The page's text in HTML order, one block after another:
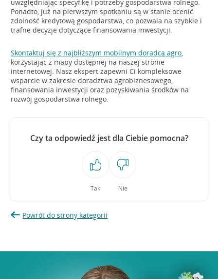
uwzględniając specyfikę i potrzeby gospodarstwa rolnego.
Ponadto, już na pierwszym spotkaniu są w stanie ocenić
zdolność kredytową gospodarstwa, co pozwala na szybkie i
trafne decyzje dotyczące finansowania inwestycji.
Skontaktuj się z najbliższym mobilnym doradcą agro,
korzystając z mapy dostępnej na naszej stronie
internetowej. Nasz ekspert zapewni Ci kompleksowe
wsparcie w zakresie doradztwa agrobiznesowego,
finansowania inwestycji oraz pozyskiwania środków na
rozwój gospodarstwa rolnego.
Czy ta odpowiedź jest dla Ciebie pomocna?
Tak Nie
Powrót do strony kategorii